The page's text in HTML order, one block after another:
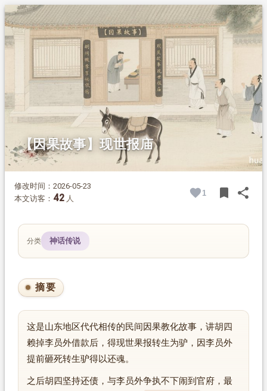
1.摘要
2.正文
【因果故事】现世报庙
修改时间：2026-05-23
本文访客： 42 人
1 bookmark share
分类 神话传说
摘要
这是山东地区代代相传的民间因果教化故事，讲胡四
赖掉李员外借款后，得现世果报转生为驴，因李员外
提前砸死转生驴得以还魂。
之后胡四坚持还债，与李员外争执不下闹到官府，最